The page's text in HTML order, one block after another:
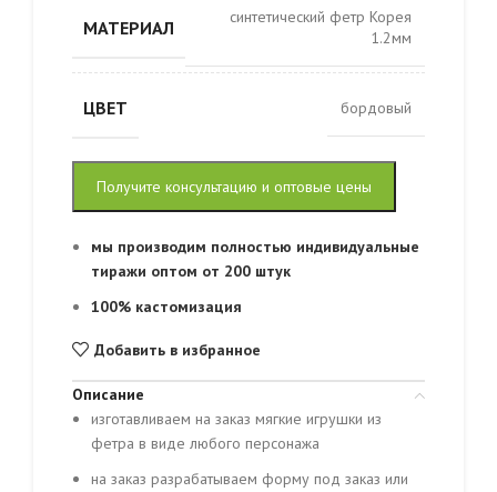
МАТЕРИАЛ
синтетический фетр Корея
1.2мм
ЦВЕТ бордовый
Получите консультацию и оптовые цены
мы производим полностью индивидуальные
тиражи оптом от 200 штук
100% кастомизация
Добавить в избранное
Описание
изготавливаем на заказ мягкие игрушки из
фетра в виде любого персонажа
на заказ разрабатываем форму под заказ или